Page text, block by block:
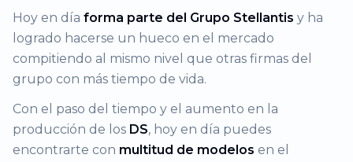
Hoy en día forma parte del Grupo Stellantis y ha
logrado hacerse un hueco en el mercado
compitiendo al mismo nivel que otras firmas del
grupo con más tiempo de vida.
Con el paso del tiempo y el aumento en la
producción de los DS, hoy en día puedes
encontrarte con multitud de modelos en el